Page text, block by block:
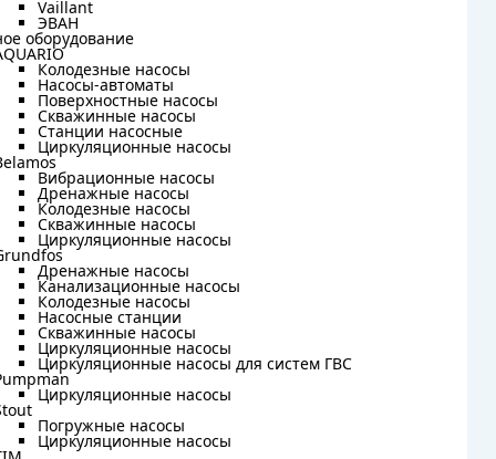
Vaillant
ЭВАН
оборудование
Колодезные насосы
Насосы-автоматы
Поверхностные насосы
Скважинные насосы
Станции насосные
Циркуляционные насосы
Вибрационные насосы
Дренажные насосы
Колодезные насосы
Скважинные насосы
Циркуляционные насосы
Дренажные насосы
Канализационные насосы
Колодезные насосы
Насосные станции
Скважинные насосы
Циркуляционные насосы
Циркуляционные насосы для систем ГВС
Циркуляционные насосы
Погружные насосы
Циркуляционные насосы
Vaillant
ЭВАН
оборудование
Колодезные насосы
Насосы-автоматы
Поверхностные насосы
Скважинные насосы
Станции насосные
Циркуляционные насосы
Вибрационные насосы
Дренажные насосы
Колодезные насосы
Скважинные насосы
Циркуляционные насосы
Дренажные насосы
Канализационные насосы
Колодезные насосы
Насосные станции
Скважинные насосы
Циркуляционные насосы
Циркуляционные насосы для систем ГВС
Циркуляционные насосы
Погружные насосы
Циркуляционные насосы